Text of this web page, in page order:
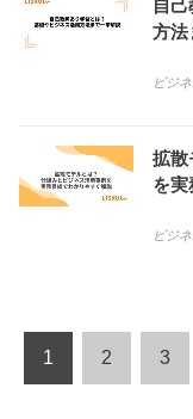
自
方法
ビジ
拡散
を
ビジ
1 2 3